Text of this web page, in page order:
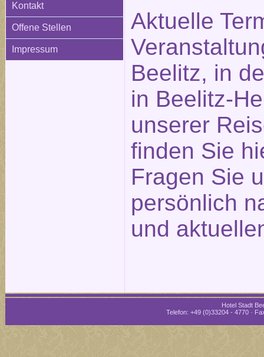
Kontakt
Offene Stellen
Impressum
Aktuelle
Beelitz, in
in Beelitz-
unserer
finden Sie
Fragen Sie
persönlich
und
Hotel Stadt
Telefon: +49 (0)33204 - 4770 ·